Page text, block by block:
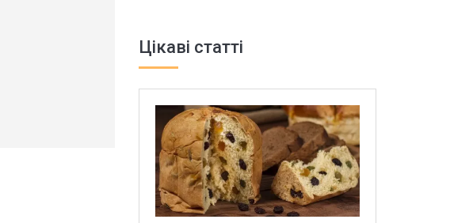
Цікаві статті